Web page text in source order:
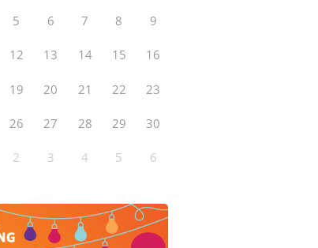
5 6 7 8 9
12 13 14 15 16
19 20 21 22 23
26 27 28 29 30
2 3 4 5 6